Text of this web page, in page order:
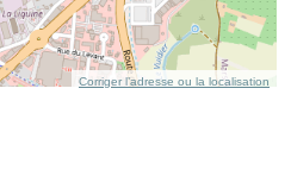
Corriger l’adresse ou la localisation